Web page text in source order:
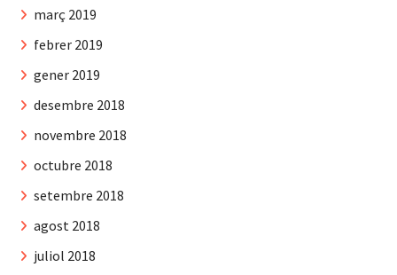
març 2019
febrer 2019
gener 2019
desembre 2018
novembre 2018
octubre 2018
setembre 2018
agost 2018
juliol 2018